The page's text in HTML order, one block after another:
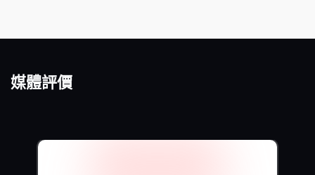
媒體評價